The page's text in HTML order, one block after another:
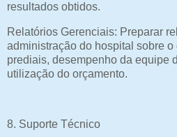
resultados obtidos.
Relatórios Gerenciais: Preparar
administração do hospital sobre
prediais, desempenho da equipe
utilização do orçamento.
8. Suporte Técnico